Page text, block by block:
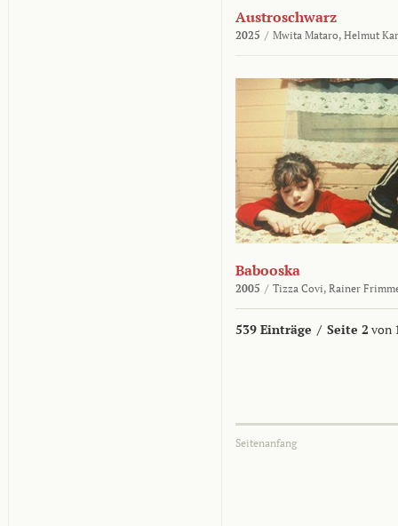
Austroschwarz
2025 / Mwita Mataro, Helmut
Babooska
2005 / Tizza Covi, Rainer
539 Einträge / Seite 2 von
Seitenanfang